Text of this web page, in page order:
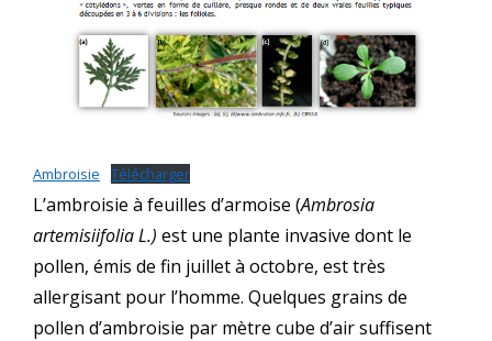
Ambroisie Télécharger
L’ambroisie à feuilles d’armoise (Ambrosia
artemisiifolia L.) est une plante invasive dont le
pollen, émis de fin juillet à octobre, est très
allergisant pour l’homme. Quelques grains de
pollen d’ambroisie par mètre cube d’air suffisent